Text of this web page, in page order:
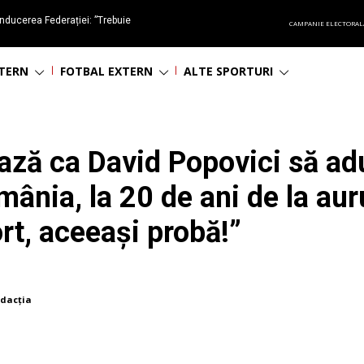
Federației: ”Trebuie
CAMPANIE
FOTBAL EXTERN ALTE SPORTURI
ca David Popovici să
la 20 de ani de la
aceeași probă!”